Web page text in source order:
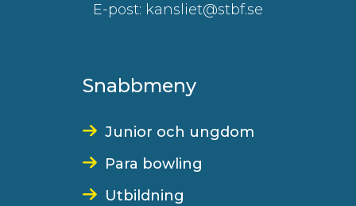
E-post: kansliet@stbf.se
Snabbmeny
Junior och ungdom
Para bowling
Utbildning